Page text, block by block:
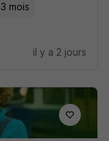
3 mois
il y a 2 jours